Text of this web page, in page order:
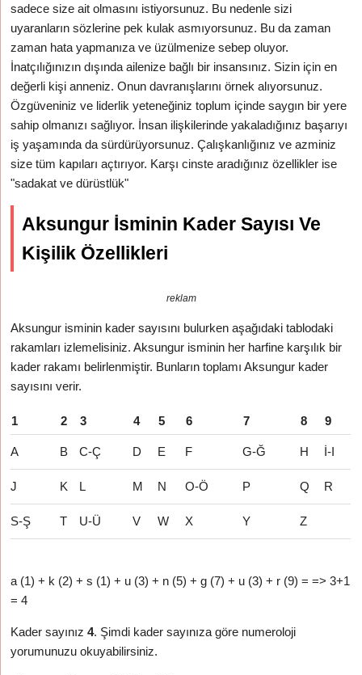
sadece size ait olmasını istiyorsunuz. Bu nedenle sizi
uyaranların sözlerine pek kulak asmıyorsunuz. Bu da zaman
zaman hata yapmanıza ve üzülmenize sebep oluyor.
İnatçılığınızın dışında ailenize bağlı bir insansınız. Sizin için en
değerli kişi anneniz. Onun davranışlarını örnek alıyorsunuz.
Özgüveniniz ve liderlik yeteneğiniz toplum içinde saygın bir yere
sahip olmanızı sağlıyor. İnsan ilişkilerinde yakaladığınız başarıyı
iş yaşamında da sürdürüyorsunuz. Çalışkanlığınız ve azminiz
size tüm kapıları açtırıyor. Karşı cinste aradığınız özellikler ise
"sadakat ve dürüstlük"
Aksungur İsminin Kader Sayısı Ve
Kişilik Özellikleri
reklam
Aksungur isminin kader sayısını bulurken aşağıdaki tablodaki
rakamları izlemelisiniz. Aksungur isminin her harfine karşılık bir
kader rakamı belirlenmiştir. Bunların toplamı Aksungur kader
sayısını verir.
1 2 3 4 5 6 7 8 9
A B C-Ç D E F G-Ğ H İ-I
J K L M N O-Ö P Q R
S-Ş T U-Ü V W X Y Z
a (1) + k (2) + s (1) + u (3) + n (5) + g (7) + u (3) + r (9) = => 3+1
= 4
Kader sayınız4. Şimdi kader sayınıza göre numeroloji
yorumunuzu okuyabilirsiniz.